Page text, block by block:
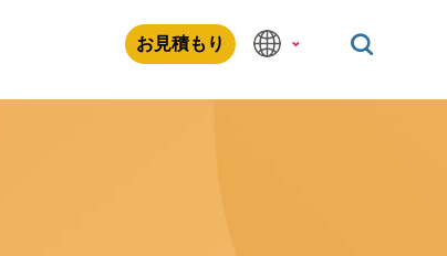
お見積もり